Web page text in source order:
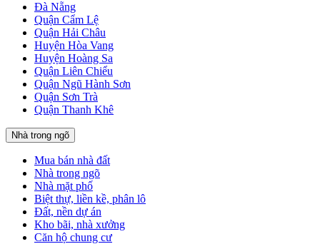
Đà Nẵng
Quận Cẩm Lệ
Quận Hải Châu
Huyện Hòa Vang
Huyện Hoàng Sa
Quận Liên Chiểu
Quận Ngũ Hành Sơn
Quận Sơn Trà
Quận Thanh Khê
Nhà trong ngõ
Mua bán nhà đất
Nhà trong ngõ
Nhà mặt phố
Biệt thự, liền kề, phân lô
Đất, nền dự án
Kho bãi, nhà xưởng
Căn hộ chung cư